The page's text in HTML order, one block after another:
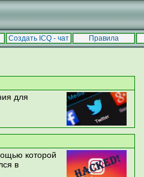
Создать ICQ - чат Правила
для
которой
в